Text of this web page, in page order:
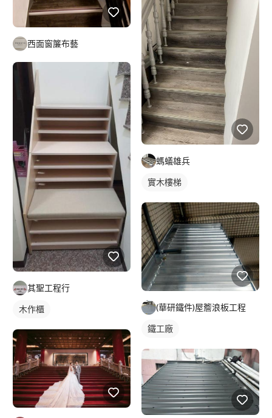
西面窗簾布藝
其聖工程行
木作櫃
螞蟻雄兵
實木樓梯
(華研鐵件)屋簷浪板工程
鐵工廠